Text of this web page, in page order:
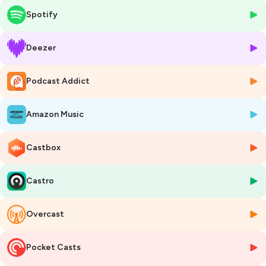
décidé de vous faire un épisode Hors Série pour faire un petit retour
sur cette aventure démarrée début 2020.
galères traversées, je vous en dis un peu plus sur mon quotidien et sur
le futur de La Cravate !
Bonne écoute !
-----------------------------
nous soutenir, vous pouvez adhérer au
📦Pour faire un tour dans notre boutique, c'est
Podcast et Spotify, à laisser un commentaire sympa et à le partager
autour de vous
Hébergé par Ausha. Visitez
pour plus d'informations.
Spotify
Deezer
Podcast Addict
Amazon Music
Castbox
Castro
Overcast
Pocket Casts